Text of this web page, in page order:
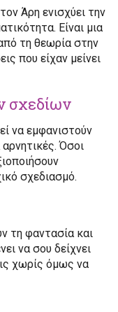
Άρη ενισχύει την
Είναι μια
τη θεωρία στην
που είχαν μείνει
σχεδίων
να εμφανιστούν
Όσοι
σχεδιασμό.
τη φαντασία και
να σου δείχνει
χωρίς όμως να